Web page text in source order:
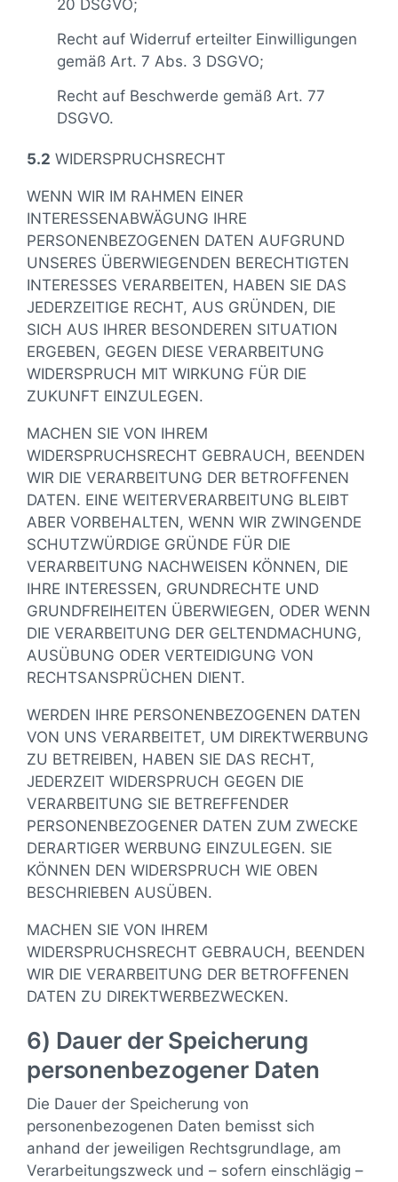
20 DSGVO;
Recht auf Widerruf erteilter Einwilligungen
gemäß Art. 7 Abs. 3 DSGVO;
Recht auf Beschwerde gemäß Art. 77
DSGVO.
5.2 WIDERSPRUCHSRECHT
WENN WIR IM RAHMEN EINER
INTERESSENABWÄGUNG IHRE
PERSONENBEZOGENEN DATEN AUFGRUND
UNSERES ÜBERWIEGENDEN BERECHTIGTEN
INTERESSES VERARBEITEN, HABEN SIE DAS
JEDERZEITIGE RECHT, AUS GRÜNDEN, DIE
SICH AUS IHRER BESONDEREN SITUATION
ERGEBEN, GEGEN DIESE VERARBEITUNG
WIDERSPRUCH MIT WIRKUNG FÜR DIE
ZUKUNFT EINZULEGEN.
MACHEN SIE VON IHREM
WIDERSPRUCHSRECHT GEBRAUCH, BEENDEN
WIR DIE VERARBEITUNG DER BETROFFENEN
DATEN. EINE WEITERVERARBEITUNG BLEIBT
ABER VORBEHALTEN, WENN WIR ZWINGENDE
SCHUTZWÜRDIGE GRÜNDE FÜR DIE
VERARBEITUNG NACHWEISEN KÖNNEN, DIE
IHRE INTERESSEN, GRUNDRECHTE UND
GRUNDFREIHEITEN ÜBERWIEGEN, ODER WENN
DIE VERARBEITUNG DER GELTENDMACHUNG,
AUSÜBUNG ODER VERTEIDIGUNG VON
RECHTSANSPRÜCHEN DIENT.
WERDEN IHRE PERSONENBEZOGENEN DATEN
VON UNS VERARBEITET, UM DIREKTWERBUNG
ZU BETREIBEN, HABEN SIE DAS RECHT,
JEDERZEIT WIDERSPRUCH GEGEN DIE
VERARBEITUNG SIE BETREFFENDER
PERSONENBEZOGENER DATEN ZUM ZWECKE
DERARTIGER WERBUNG EINZULEGEN. SIE
KÖNNEN DEN WIDERSPRUCH WIE OBEN
BESCHRIEBEN AUSÜBEN.
MACHEN SIE VON IHREM
WIDERSPRUCHSRECHT GEBRAUCH, BEENDEN
WIR DIE VERARBEITUNG DER BETROFFENEN
DATEN ZU DIREKTWERBEZWECKEN.
6) Dauer der Speicherung
personenbezogener Daten
Die Dauer der Speicherung von
personenbezogenen Daten bemisst sich
anhand der jeweiligen Rechtsgrundlage, am
Verarbeitungszweck und – sofern einschlägig –